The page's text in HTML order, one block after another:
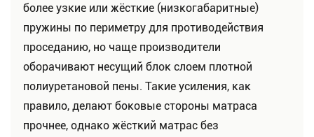
более узкие или жёсткие (низкогабаритные)
пружины по периметру для противодействия
проседанию, но чаще производители
оборачивают несущий блок слоем плотной
полиуретановой пены. Такие усиления, как
правило, делают боковые стороны матраса
прочнее, однако жёсткий матрас без